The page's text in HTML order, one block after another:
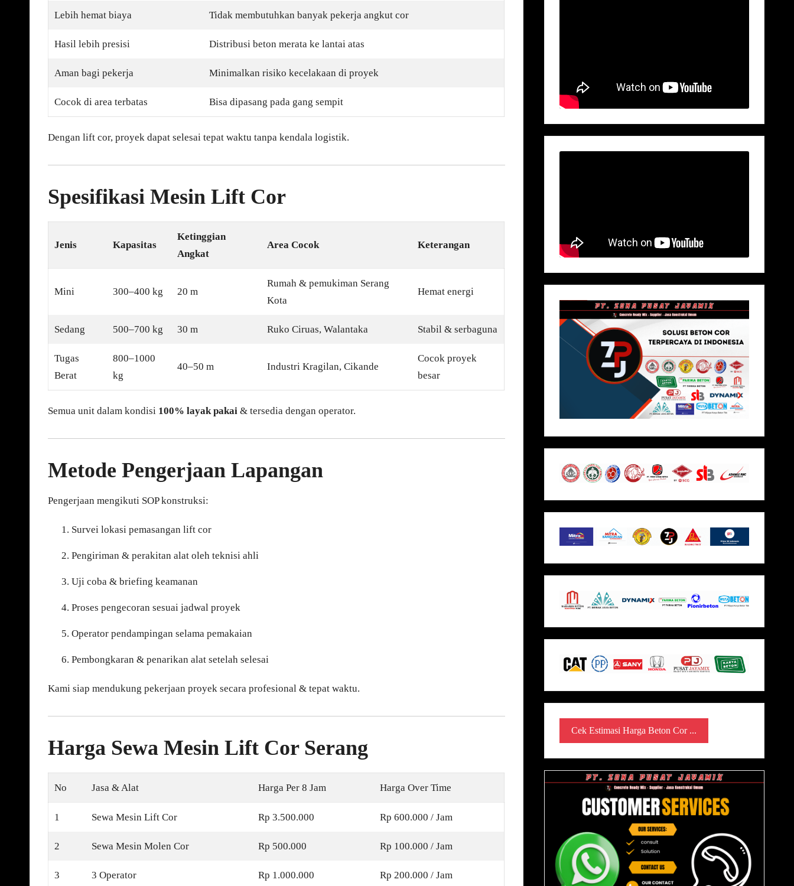
Lebih hemat biaya Tidak membutuhkan banyak pekerja angkut cor
Hasil lebih presisi Distribusi beton merata ke lantai atas
Aman bagi pekerja Minimalkan risiko kecelakaan di proyek
Cocok di area terbatas Bisa dipasang pada gang sempit
Dengan lift cor, proyek dapat selesai tepat waktu tanpa kendala logistik.
Spesifikasi Mesin Lift Cor
Jenis Kapasitas
Ketinggian
Angkat
Area Cocok Keterangan
Mini 300–400 kg 20 m
Rumah & pemukiman Serang
Kota
Hemat energi
Sedang 500–700 kg 30 m Ruko Ciruas, Walantaka Stabil & serbaguna
Tugas
Berat
800–1000
kg
40–50 m Industri Kragilan, Cikande
Cocok proyek
besar
Semua unit dalam kondisi 100% layak pakai & tersedia dengan operator.
Metode Pengerjaan Lapangan
Pengerjaan mengikuti SOP konstruksi:
Survei lokasi pemasangan lift cor
Pengiriman & perakitan alat oleh teknisi ahli
Uji coba & briefing keamanan
Proses pengecoran sesuai jadwal proyek
Operator pendampingan selama pemakaian
Pembongkaran & penarikan alat setelah selesai
Kami siap mendukung pekerjaan proyek secara profesional & tepat waktu.
Harga Sewa Mesin Lift Cor Serang
No Jasa & Alat Harga Per 8 Jam Harga Over Time
1 Sewa Mesin Lift Cor Rp 3.500.000 Rp 600.000 / Jam
2 Sewa Mesin Molen Cor Rp 500.000 Rp 100.000 / Jam
3 3 Operator Rp 1.000.000 Rp 200.000 / Jam
Cek Estimasi Harga Beton Cor ...